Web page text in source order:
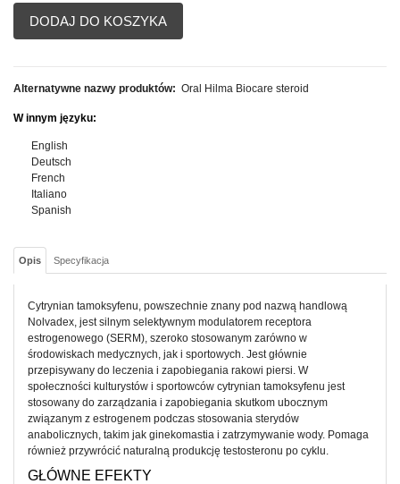
DODAJ DO KOSZYKA
Alternatywne nazwy produktów: Oral Hilma Biocare steroid
W innym języku:
English
Deutsch
French
Italiano
Spanish
Opis Specyfikacja
Cytrynian tamoksyfenu, powszechnie znany pod nazwą handlową
Nolvadex, jest silnym selektywnym modulatorem receptora
estrogenowego (SERM), szeroko stosowanym zarówno w
środowiskach medycznych, jak i sportowych. Jest głównie
przepisywany do leczenia i zapobiegania rakowi piersi. W
społeczności kulturystów i sportowców cytrynian tamoksyfenu jest
stosowany do zarządzania i zapobiegania skutkom ubocznym
związanym z estrogenem podczas stosowania sterydów
anabolicznych, takim jak ginekomastia i zatrzymywanie wody. Pomaga
również przywrócić naturalną produkcję testosteronu po cyklu.
GŁÓWNE EFEKTY